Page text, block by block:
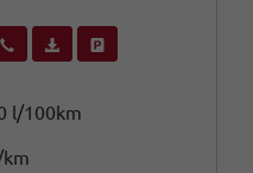
Wir rufen Sie anFahrzeugexposé (PDF)
l/100km